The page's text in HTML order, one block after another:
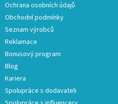
Ochrana osobních údajů
Obchodní podmínky
Seznam výrobců
Reklamace
Bonusový program
Blog
Kariera
Spolupráce s dodavateli